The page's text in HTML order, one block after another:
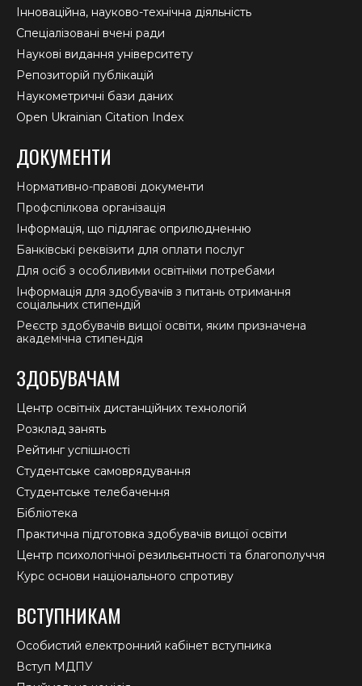
Інноваційна, науково-технічна діяльність
Спеціалізовані вчені ради
Наукові видання університету
Репозиторій публікацій
Наукометричні бази даних
Open Ukrainian Citation Index
ДОКУМЕНТИ
Нормативно-правові документи
Профспілкова організація
Інформація, що підлягає оприлюдненню
Банківські реквізити для оплати послуг
Для осіб з особливими освітніми потребами
Інформація для здобувачів з питань отримання
соціальних стипендій
Реєстр здобувачів вищої освіти, яким призначена
академічна стипендія
ЗДОБУВАЧАМ
Центр освітніх дистанційних технологій
Розклад занять
Рейтинг успішності
Студентське самоврядування
Студентське телебачення
Бібліотека
Практична підготовка здобувачів вищої освіти
Центр психологічної резильєнтності та благополуччя
Курс основи національного спротиву
ВСТУПНИКАМ
Особистий електронний кабінет вступника
Вступ МДПУ